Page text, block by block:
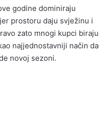
godine dominiraju
prostoru daju svježinu i
zato mnogi kupci biraju
najjednostavniji način da
novoj sezoni.